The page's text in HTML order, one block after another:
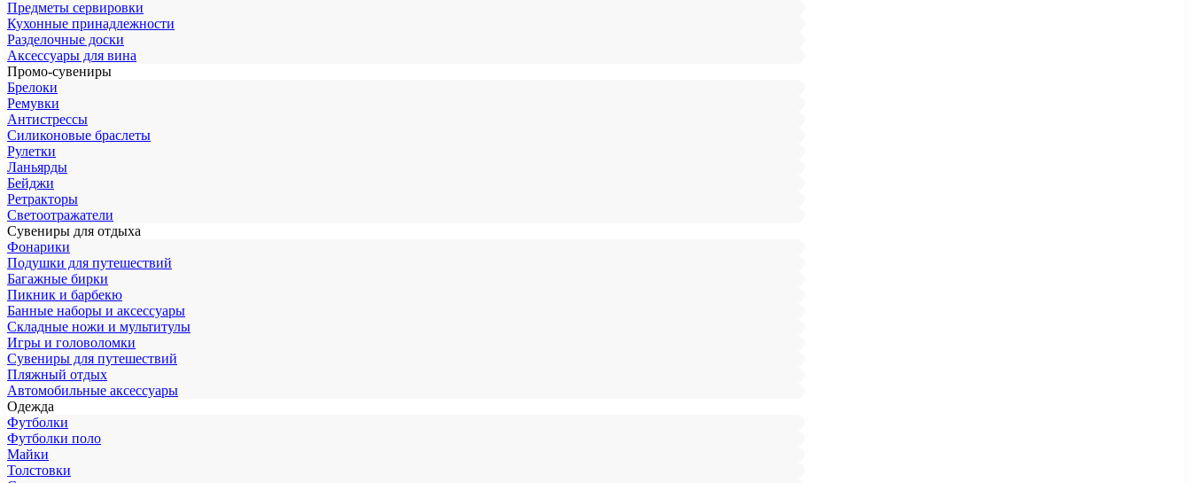
Предметы сервировки
Кухонные принадлежности
Разделочные доски
Аксессуары для вина
Промо-сувениры
Брелоки
Ремувки
Антистрессы
Силиконовые браслеты
Рулетки
Ланьярды
Бейджи
Ретракторы
Светоотражатели
Сувениры для отдыха
Фонарики
Подушки для путешествий
Багажные бирки
Пикник и барбекю
Банные наборы и аксессуары
Складные ножи и мультитулы
Игры и головоломки
Сувениры для путешествий
Пляжный отдых
Автомобильные аксессуары
Одежда
Футболки
Футболки поло
Майки
Толстовки